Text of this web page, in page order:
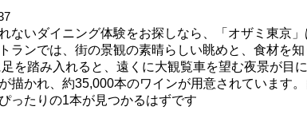
ないダイニング体験をお探しなら、「オザミ東京
ランでは、街の景観の素晴らしい眺めと、食材を
足を踏み入れると、遠くに大観覧車を望む夜景が目
描かれ、約35,000本のワインが用意されています
ったりの1本が見つかるはずです